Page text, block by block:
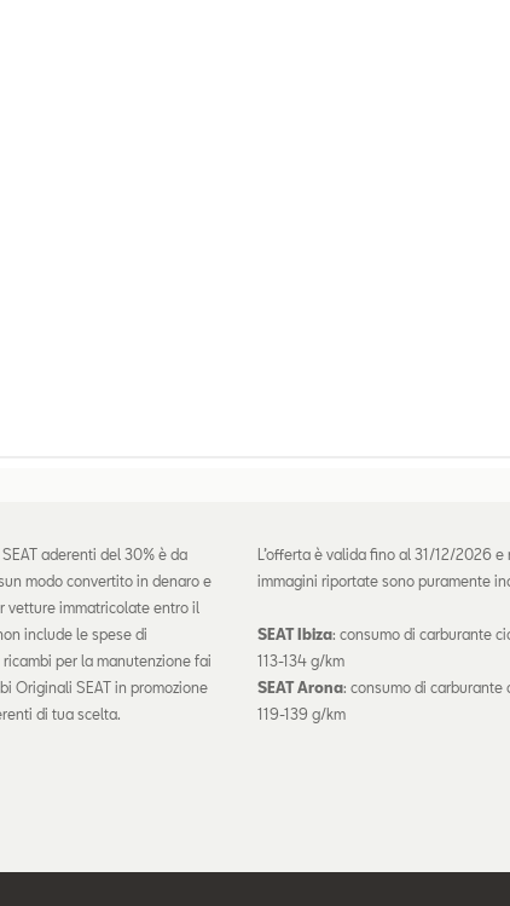
aderenti del 30% è da
modo convertito in denaro e
vetture immatricolate entro il
include le spese di
per la manutenzione fai
Originali SEAT in promozione
di tua scelta.
L’offerta è valida fino al 31/12/2026
immagini riportate sono puramente
SEAT Ibiza: consumo di carburante
113-134 g/km
SEAT Arona: consumo di carburante
119-139 g/km